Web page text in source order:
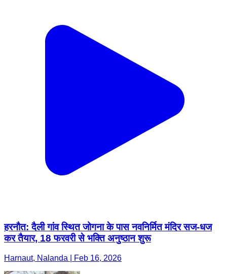
हरनौत: दैली गांव स्थित जोगना के पास नवनिर्मित मंदिर सज-धज
कर तैयार, 18 फरवरी से भक्ति अनुष्ठान शुरू
Harnaut, Nalanda | Feb 16, 2026